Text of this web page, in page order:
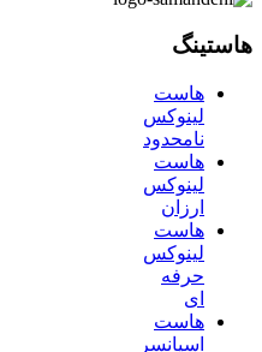
هاستینگ
هاست
لینوکس
نامحدود
هاست
لینوکس
ارزان
هاست
لینوکس
حرفه
ای
هاست
اسپانسر